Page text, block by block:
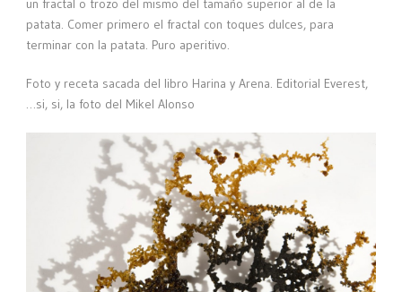
un fractal o trozo del mismo del tamaño superior al de la
patata. Comer primero el fractal con toques dulces, para
terminar con la patata. Puro aperitivo.
Foto y receta sacada del libro Harina y Arena. Editorial Everest,
…si, si, la foto del Mikel Alonso